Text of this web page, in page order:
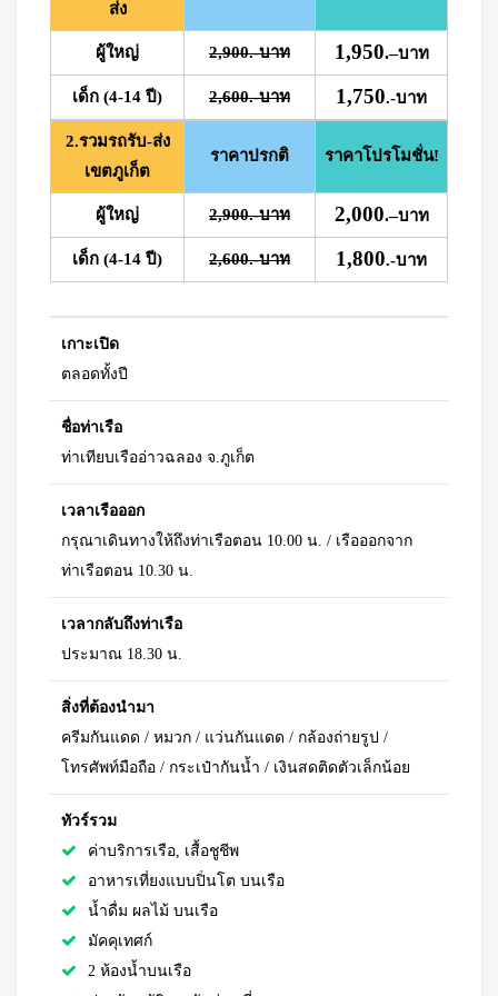
ส่ง
ผู้ใหญ่ 2,900.-บาท 1,950.–บาท
เด็ก (4-14 ปี) 2,600.-บาท 1,750.-บาท
2.รวมรถรับ-ส่ง
เขตภูเก็ต
ราคาปรกติ ราคาโปรโมชั่น!
ผู้ใหญ่ 2,900.-บาท 2,000.–บาท
เด็ก (4-14 ปี) 2,600.-บาท 1,800.-บาท
เกาะเปิด
ตลอดทั้งปี
ชื่อท่าเรือ
ท่าเทียบเรืออ่าวฉลอง จ.ภูเก็ต
เวลาเรือออก
กรุณาเดินทางให้ถึงท่าเรือตอน 10.00 น. / เรือออกจาก
ท่าเรือตอน 10.30 น.
เวลากลับถึงท่าเรือ
ประมาณ 18.30 น.
สิ่งที่ต้องนำมา
ครีมกันแดด / หมวก / แว่นกันแดด / กล้องถ่ายรูป /
โทรศัพท์มือถือ / กระเป๋ากันน้ำ / เงินสดติดตัวเล็กน้อย
ทัวร์รวม
ค่าบริการเรือ, เสื้อชูชีพ
อาหารเที่ยงแบบปิ่นโต บนเรือ
น้ำดื่ม ผลไม้ บนเรือ
มัคคุเทศก์
2 ห้องน้ำบนเรือ